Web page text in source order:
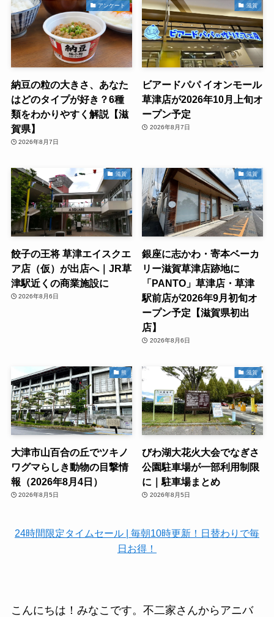
アンケート
納豆の粒の大きさ、あなた
はどのタイプが好き？6種
類をわかりやすく解説【滋
賀県】
2026年8月7日
滋賀
ビアードパパ イオンモール
草津店が2026年10月上旬オ
ープン予定
2026年8月7日
滋賀
餃子の王将 草津エイスクエ
ア店（仮）が出店へ｜JR草
津駅近くの商業施設に
2026年8月6日
滋賀
銀座に志かわ・寄本ベーカ
リー滋賀草津店跡地に
「PANTO」草津店・草津
駅前店が2026年9月初旬オ
ープン予定【滋賀県初出
店】
2026年8月6日
熊
大津市山百合の丘でツキノ
ワグマらしき動物の目撃情
報（2026年8月4日）
2026年8月5日
滋賀
びわ湖大花火大会でなぎさ
公園駐車場が一部利用制限
に｜駐車場まとめ
2026年8月5日
24時間限定タイムセール | 毎朝10時更新！日替わりで毎
日お得！
こんにちは！みなこです。不二家さんからアニバ